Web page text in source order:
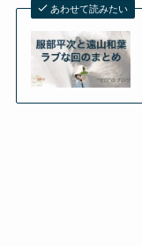
あわせて読みたい